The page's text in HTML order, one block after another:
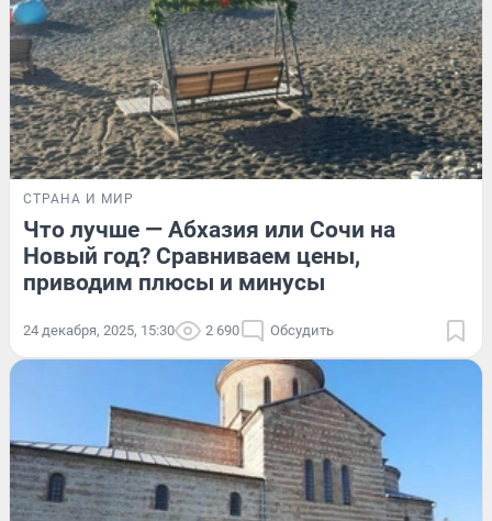
СТРАНА И МИР
Что лучше — Абхазия или Сочи на
Новый год? Сравниваем цены,
приводим плюсы и минусы
24 декабря, 2025, 15:30 2 690 Обсудить